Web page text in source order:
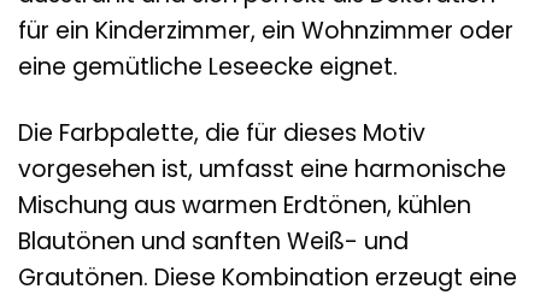
für ein Kinderzimmer, ein Wohnzimmer oder
eine gemütliche Leseecke eignet.
Die Farbpalette, die für dieses Motiv
vorgesehen ist, umfasst eine harmonische
Mischung aus warmen Erdtönen, kühlen
Blautönen und sanften Weiß- und
Grautönen. Diese Kombination erzeugt eine